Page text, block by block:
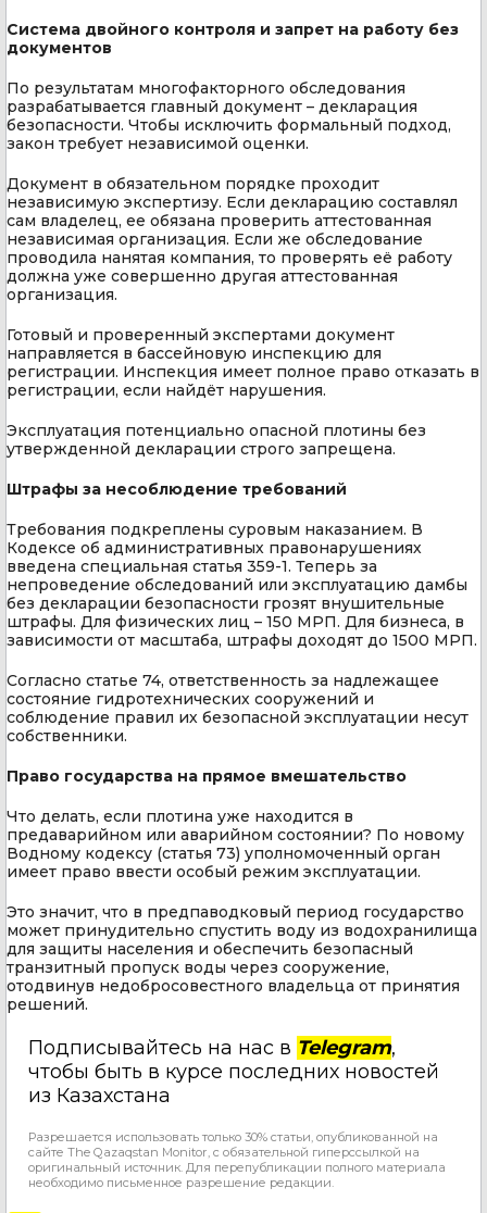
Система двойного контроля и запрет на работу без
документов
По результатам многофакторного обследования
разрабатывается главный документ – декларация
безопасности. Чтобы исключить формальный подход,
закон требует независимой оценки.
Документ в обязательном порядке проходит
независимую экспертизу. Если декларацию составлял
сам владелец, ее обязана проверить аттестованная
независимая организация. Если же обследование
проводила нанятая компания, то проверять её работу
должна уже совершенно другая аттестованная
организация.
Готовый и проверенный экспертами документ
направляется в бассейновую инспекцию для
регистрации. Инспекция имеет полное право отказать в
регистрации, если найдёт нарушения.
Эксплуатация потенциально опасной плотины без
утвержденной декларации строго запрещена.
Штрафы за несоблюдение требований
Требования подкреплены суровым наказанием. В
Кодексе об административных правонарушениях
введена специальная статья 359-1. Теперь за
непроведение обследований или эксплуатацию дамбы
без декларации безопасности грозят внушительные
штрафы. Для физических лиц – 150 МРП. Для бизнеса, в
зависимости от масштаба, штрафы доходят до 1500 МРП.
Согласно статье 74, ответственность за надлежащее
состояние гидротехнических сооружений и
соблюдение правил их безопасной эксплуатации несут
собственники.
Право государства на прямое вмешательство
Что делать, если плотина уже находится в
предаварийном или аварийном состоянии? По новому
Водному кодексу (статья 73) уполномоченный орган
имеет право ввести особый режим эксплуатации.
Это значит, что в предпаводковый период государство
может принудительно спустить воду из водохранилища
для защиты населения и обеспечить безопасный
транзитный пропуск воды через сооружение,
отодвинув недобросовестного владельца от принятия
решений.
Подписывайтесь на нас в Telegram,
чтобы быть в курсе последних новостей
из Казахстана
Разрешается использовать только 30% статьи, опубликованной на
сайте The Qazaqstan Monitor, с обязательной гиперссылкой на
оригинальный источник. Для перепубликации полного материала
необходимо письменное разрешение редакции.